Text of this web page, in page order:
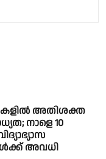
അതിശക്ത
നാളെ 10
അവധി